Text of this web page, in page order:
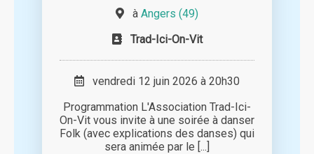
à Angers (49)
Trad-Ici-On-Vit
vendredi 12 juin 2026 à 20h30
Programmation L'Association Trad-Ici-
On-Vit vous invite à une soirée à danser
Folk (avec explications des danses) qui
sera animée par le [...]